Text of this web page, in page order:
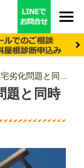
時解決のリフォーム法
題と同時